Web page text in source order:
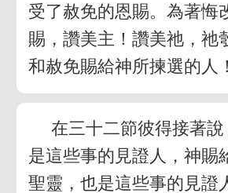
受了赦免的恩賜。為著悔
賜，讚美主！讚美祂，祂
和赦免賜給神所揀選的人！
在三十二節彼得接著
是這些事的見證人，神賜
聖靈，也是這些事的見證